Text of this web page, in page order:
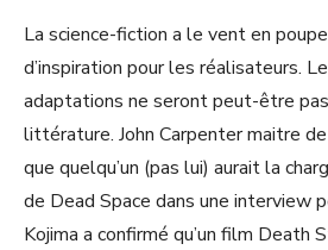
La science-fiction a le vent en
d’inspiration pour les réalisateurs.
adaptations ne seront peut-être
littérature. John Carpenter maitre de
que quelqu’un (pas lui) aurait la
de Dead Space dans une interview
Kojima a confirmé qu’un film Death